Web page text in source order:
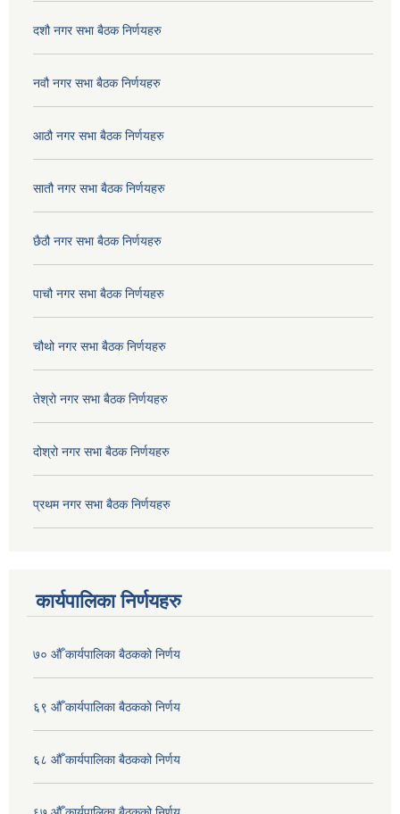
दशौ नगर सभा बैठक निर्णयहरु
नवौ नगर सभा बैठक निर्णयहरु
आठौ नगर सभा बैठक निर्णयहरु
सातौ नगर सभा बैठक निर्णयहरु
छैठौ नगर सभा बैठक निर्णयहरु
पाचौ नगर सभा बैठक निर्णयहरु
चौथो नगर सभा बैठक निर्णयहरु
तेश्रो नगर सभा बैठक निर्णयहरु
दोश्रो नगर सभा बैठक निर्णयहरु
प्रथम नगर सभा बैठक निर्णयहरु
कार्यपालिका निर्णयहरु
७० औँ कार्यपालिका बैठकको निर्णय
६९ औँ कार्यपालिका बैठकको निर्णय
६८ औँ कार्यपालिका बैठकको निर्णय